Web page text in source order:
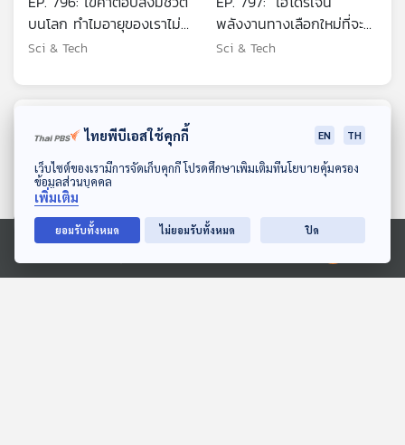
ดาวน์โหลด Thai PBS Podcast Application
Ⓒ 2020 องค์การกระจายเสียงและแพร่ภาพสาธารณะแห่งประเทศไทย
บนโลก ทำไมอายุของเราไม่
เท่ากัน?
Sci & Tech
พลังงานทางเลือกใหม่ที่จะ
ช่วยลดการปล่อยมลพิษและ
Sci & Tech
ตอนที่เกี่ยวข้อง
ไทยพีบีเอสใช้คุกกี้ EN TH
เว็บไซต์ของเรามีการจัดเก็บคุกกี้ โปรดศึกษาเพิ่มเติมที่นโยบายคุ้มครอง
ข้อมูลส่วนบุคคล
เพิ่มเติม
ยอมรับทั้งหมด ไม่ยอมรับทั้งหมด ปิด